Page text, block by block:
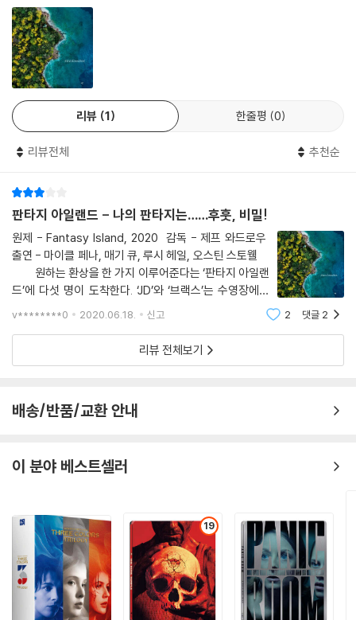
리뷰 1 한줄평 0
리뷰전체 추천순
판타지 아일랜드 - 나의 판타지는……후훗, 비밀!
원제 - Fantasy Island, 2020 감독 - 제프 와드로우
출연 - 마이클 페나, 매기 큐, 루시 헤일, 오스틴 스토웰
드’에 다섯 명이 도착한다. ‘JD’와 ‘브랙스’는 수영장에서
열리는 쭉쭉 빵빵 미녀들과의 파티를, ‘패트릭’은 군 복무
v********0 2020.06.18. 신고 2 댓글 2
리뷰 전체보기
배송/반품/교환 안내
이 분야 베스트셀러
19